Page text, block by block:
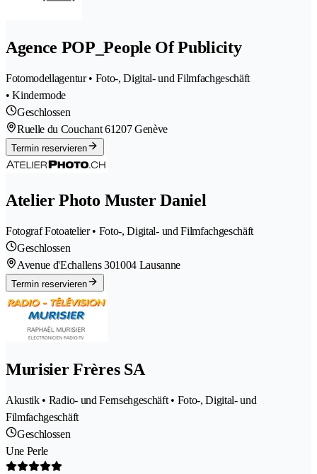
Agence POP_People Of Publicity
Fotomodellagentur • Foto-, Digital- und Filmfachgeschäft
• Kindermode
Geschlossen
Ruelle du Couchant 61207 Genève
Termin reservieren
Atelier Photo Muster Daniel
Fotograf Fotoatelier • Foto-, Digital- und Filmfachgeschäft
Geschlossen
Avenue d'Echallens 301004 Lausanne
Termin reservieren
Murisier Frères SA
Akustik • Radio- und Fernsehgeschäft • Foto-, Digital- und
Filmfachgeschäft
Geschlossen
Une Perle